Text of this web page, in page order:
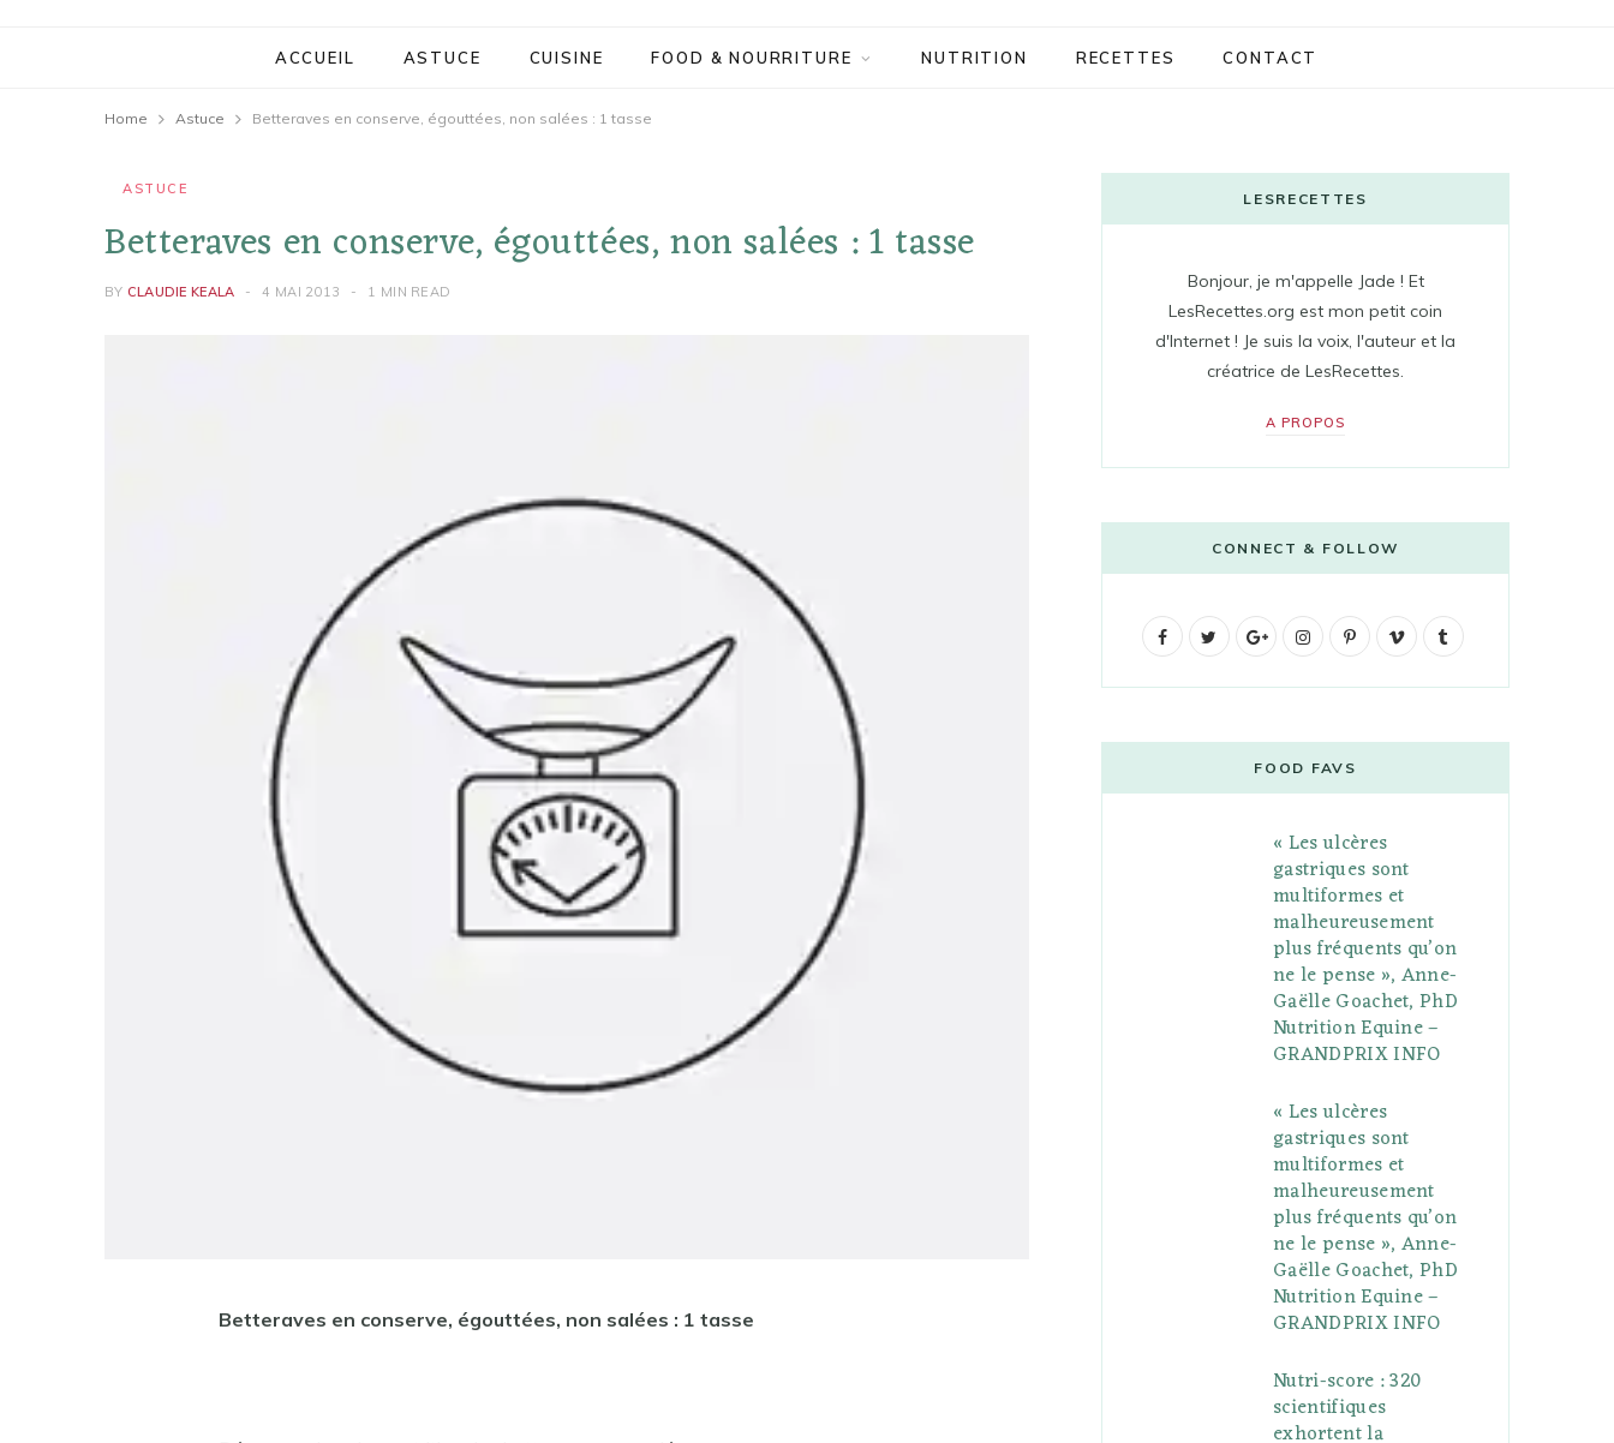
ACCUEIL ASTUCE CUISINE FOOD & NOURRITURE NUTRITION RECETTES CONTACT
Home Astuce Betteraves en conserve, égouttées, non salées : 1 tasse
ASTUCE
Betteraves en conserve, égouttées, non salées : 1 tasse
BY CLAUDIE KEALA 4 MAI 2013 1 MIN READ
Betteraves en conserve, égouttées, non salées : 1 tasse
LESRECETTES
Bonjour, je m'appelle Jade ! Et
LesRecettes.org est mon petit coin
d'Internet ! Je suis la voix, l'auteur et la
créatrice de LesRecettes.
A PROPOS
CONNECT & FOLLOW
F
b
t
G
g
l
e
P
u
s
I
t
a
g
r
a
P
e
r
e
s
V
o
l
FOOD FAVS
« Les ulcères
gastriques sont
multiformes et
malheureusement
plus fréquents qu’on
ne le pense », Anne-
Gaëlle Goachet, PhD
Nutrition Equine –
GRANDPRIX INFO
« Les ulcères
gastriques sont
multiformes et
malheureusement
plus fréquents qu’on
ne le pense », Anne-
Gaëlle Goachet, PhD
Nutrition Equine –
GRANDPRIX INFO
Nutri-score : 320
scientifiques
exhortent la